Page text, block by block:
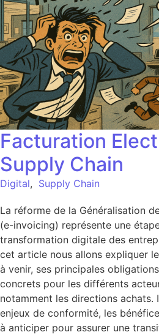
Facturation
Supply Chain
Digital, Supply Chain
La réforme de la Généralisation
(e-invoicing) représente une
transformation digitale des
cet article nous allons expliquer
à venir, ses principales
concrets pour les différents
notamment les directions achats.
enjeux de conformité, les
à anticiper pour assurer une